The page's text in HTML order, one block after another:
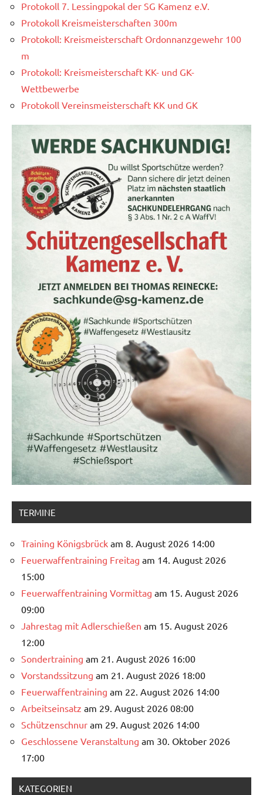
Protokoll 7. Lessingpokal der SG Kamenz e.V.
Protokoll Kreismeisterschaften 300m
Protokoll: Kreismeisterschaft Ordonnanzgewehr 100
m
Protokoll: Kreismeisterschaft KK- und GK-
Wettbewerbe
Protokoll Vereinsmeisterschaft KK und GK
TERMINE
Training Königsbrück am 8. August 2026 14:00
Feuerwaffentraining Freitag am 14. August 2026
15:00
Feuerwaffentraining Vormittag am 15. August 2026
09:00
Jahrestag mit Adlerschießen am 15. August 2026
12:00
Sondertraining am 21. August 2026 16:00
Vorstandssitzung am 21. August 2026 18:00
Feuerwaffentraining am 22. August 2026 14:00
Arbeitseinsatz am 29. August 2026 08:00
Schützenschnur am 29. August 2026 14:00
Geschlossene Veranstaltung am 30. Oktober 2026
17:00
KATEGORIEN